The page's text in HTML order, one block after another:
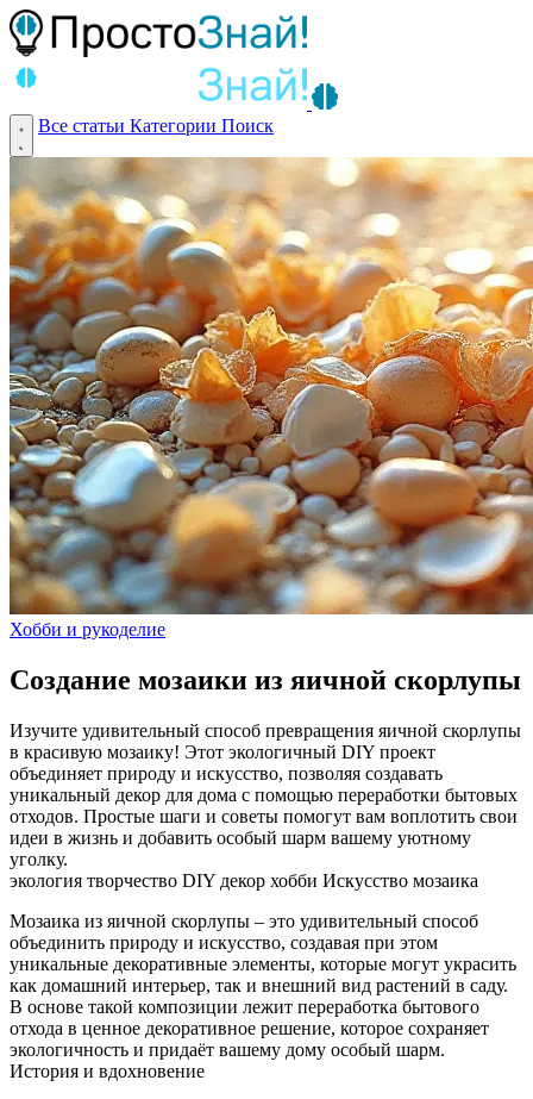
Все статьи Категории Поиск
Хобби и рукоделие
Создание мозаики из яичной скорлупы
Изучите удивительный способ превращения яичной скорлупы
в красивую мозаику! Этот экологичный DIY проект
объединяет природу и искусство, позволяя создавать
уникальный декор для дома с помощью переработки бытовых
отходов. Простые шаги и советы помогут вам воплотить свои
идеи в жизнь и добавить особый шарм вашему уютному
уголку.
экология творчество DIY декор хобби Искусство мозаика
Мозаика из яичной скорлупы – это удивительный способ
объединить природу и искусство, создавая при этом
уникальные декоративные элементы, которые могут украсить
как домашний интерьер, так и внешний вид растений в саду.
В основе такой композиции лежит переработка бытового
отхода в ценное декоративное решение, которое сохраняет
экологичность и придаёт вашему дому особый шарм.
История и вдохновение